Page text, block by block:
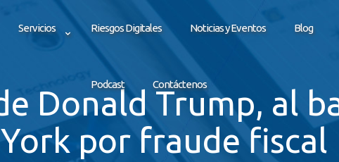
Servicios Riesgos Digitales Noticias y Eventos Blog
Podcast Contáctenos
Donald Trump, al
por fraude fiscal